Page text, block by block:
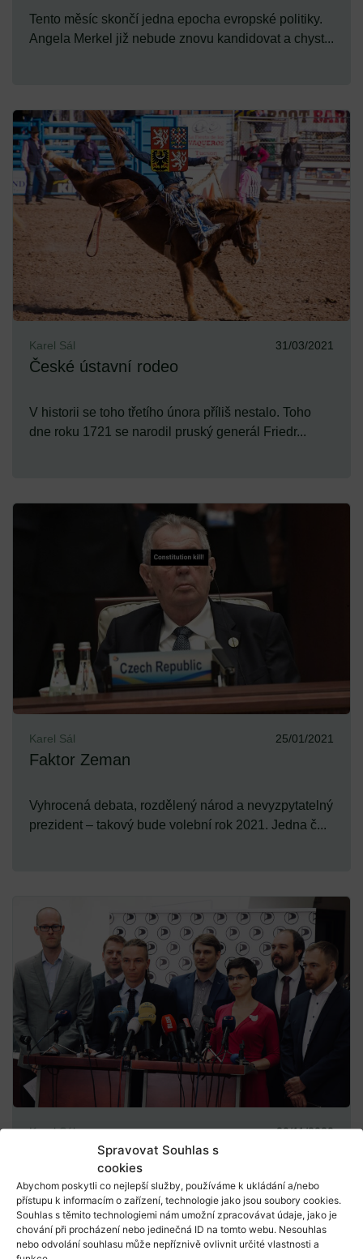
Spravovat Souhlas s
cookies
Abychom poskytli co nejlepší služby, používáme k ukládání a/nebo
přístupu k informacím o zařízení, technologie jako jsou soubory cookies.
Souhlas s těmito technologiemi nám umožní zpracovávat údaje, jako je
chování při procházení nebo jedinečná ID na tomto webu. Nesouhlas
nebo odvolání souhlasu může nepříznivě ovlivnit určité vlastnosti a
Tento měsíc skončí jedna epocha evropské politiky.
Angela Merkel již nebude znovu kandidovat a chyst...
Karel Sál 31/03/2021
České ústavní rodeo
V historii se toho třetího února příliš nestalo. Toho
dne roku 1721 se narodil pruský generál Friedr...
Karel Sál 25/01/2021
Faktor Zeman
Vyhrocená debata, rozdělený národ a nevyzpytatelný
prezident – takový bude volební rok 2021. Jedna č...
Karel Sál 20/11/2020
Koalice Pirátů a hnutí STAN: Je opravdu
Předvolební koalice nemají v české politice dobrou
pověst. Stačí si vzpomenout na Čtyřkoalici, tedy ...